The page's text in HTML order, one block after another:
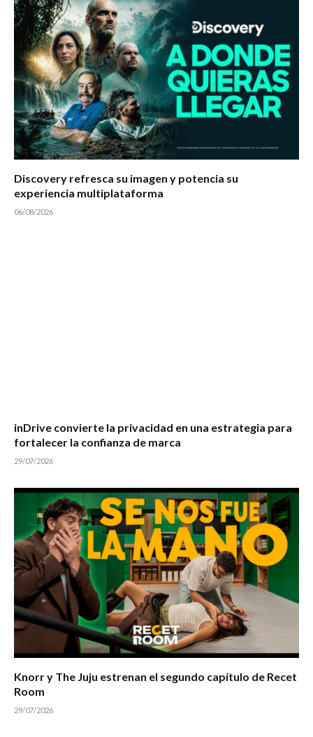
Discovery refresca su imagen y potencia su
experiencia multiplataforma
06/08/2026
inDrive convierte la privacidad en una estrategia para
fortalecer la confianza de marca
29/07/2026
Knorr y The Juju estrenan el segundo capítulo de Recet
Room
29/07/2026